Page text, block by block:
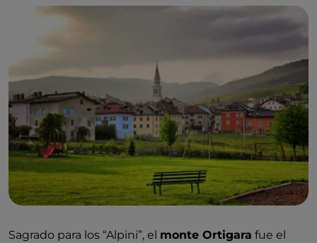
Sagrado para los “Alpini”, el monte Ortigara fue el